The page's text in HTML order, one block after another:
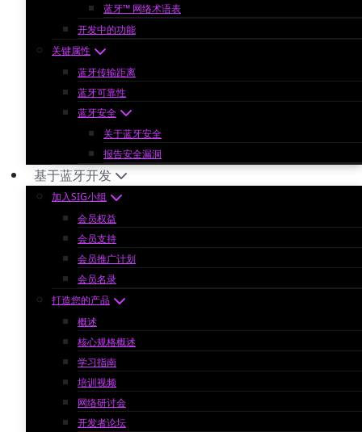
蓝牙™ 网络术语表
开发中的功能
关键属性
蓝牙传输距离
蓝牙可靠性
蓝牙安全
关于蓝牙安全
报告安全漏洞
基于蓝牙开发
加入SIG小组
会员权益
会员支持
会员推广计划
会员名录
打造您的产品
概述
核心规格概述
学习指南
培训视频
网络研讨会
开发者论坛